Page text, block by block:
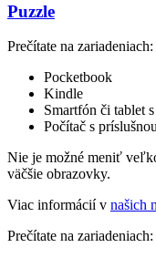
Puzzle
Prečítate na zariadeniach:
Pocketbook
Kindle
Smartfón či tablet
Počítač s
Nie je možné meniť
väčšie obrazovky.
Viac informácií v našich
Prečítate na zariadeniach: